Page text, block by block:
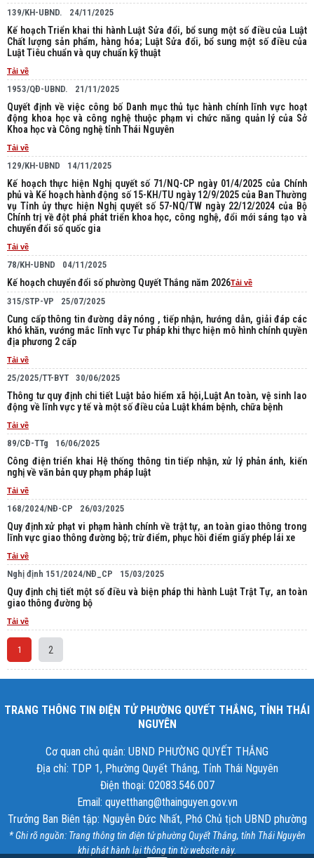
139/KH-UBND. 24/11/2025
Kế hoạch Triển khai thi hành Luật Sửa đổi, bổ sung một số điều của Luật
Chất lượng sản phẩm, hàng hóa; Luật Sửa đổi, bổ sung một số điều của
Luật Tiêu chuẩn và quy chuẩn kỹ thuật
Tải về
1953/QĐ-UBND. 21/11/2025
Quyết định về việc công bố Danh mục thủ tục hành chính lĩnh vực hoạt
động khoa học và công nghệ thuộc phạm vi chức năng quản lý của Sở
Khoa học và Công nghệ tỉnh Thái Nguyên
Tải về
129/KH-UBND 14/11/2025
Kế hoạch thực hiện Nghị quyết số 71/NQ-CP ngày 01/4/2025 của Chính
phủ và Kế hoạch hành động số 15-KH/TU ngày 12/9/2025 của Ban Thường
vụ Tỉnh ủy thực hiện Nghị quyết số 57-NQ/TW ngày 22/12/2024 của Bộ
Chính trị về đột phá phát triển khoa học, công nghệ, đổi mới sáng tạo và
chuyển đổi số quốc gia
Tải về
78/KH-UBND 04/11/2025
Kế hoạch chuyển đổi số phường Quyết Thắng năm 2026Tải về
315/STP-VP 25/07/2025
Cung cấp thông tin đường dây nóng , tiếp nhận, hướng dẫn, giải đáp các
khó khăn, vướng mắc lĩnh vực Tư pháp khi thực hiện mô hình chính quyền
địa phương 2 cấp
Tải về
25/2025/TT-BYT 30/06/2025
Thông tư quy định chi tiết Luật bảo hiểm xã hội,Luật An toàn, vệ sinh lao
động về lĩnh vực y tế và một số điều của Luật khám bệnh, chữa bệnh
Tải về
89/CĐ-TTg 16/06/2025
Công điện triển khai Hệ thống thông tin tiếp nhận, xử lý phản ánh, kiến
nghị về văn bản quy phạm pháp luật
Tải về
168/2024/NĐ-CP 26/03/2025
Quy định xử phạt vi phạm hành chính về trật tự, an toàn giao thông trong
lĩnh vực giao thông đường bộ; trừ điểm, phục hồi điểm giấy phép lái xe
Tải về
Nghị định 151/2024/NĐ_CP 15/03/2025
Quy định chị tiết một số điều và biện pháp thi hành Luật Trật Tự, an toàn
giao thông đường bộ
Tải về
1 2
TRANG THÔNG TIN ĐIỆN TỬ PHƯỜNG QUYẾT THẮNG, TỈNH THÁI
NGUYÊN
Cơ quan chủ quản: UBND PHƯỜNG QUYẾT THẮNG
Địa chỉ: TDP 1, Phường Quyết Thắng, Tỉnh Thái Nguyên
Điện thoại: 02083.546.007
Email: quyetthang@thainguyen.gov.vn
Trưởng Ban Biên tập: Nguyễn Đức Nhất, Phó Chủ tịch UBND phường
* Ghi rõ nguồn: Trang thông tin điện tử phường Quyết Thắng, tỉnh Thái Nguyên
khi phát hành lại thông tin từ website này.